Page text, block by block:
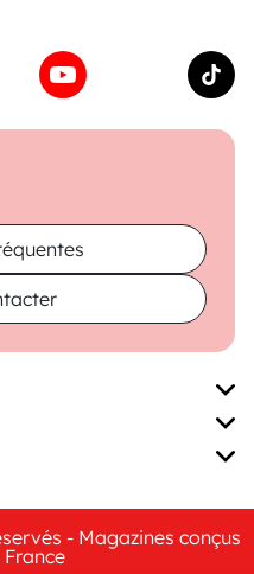
- Magazines conçus